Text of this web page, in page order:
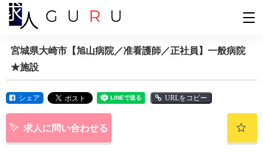
宮城県大崎市【旭山病院／准看護師／正社員】一般病院
★施設
シェア URLをコピー
求人に問い合わせる